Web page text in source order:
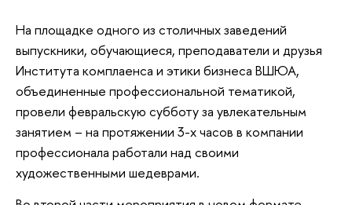
На площадке одного из столичных заведений
выпускники, обучающиеся, преподаватели и друзья
Института комплаенса и этики бизнеса ВШЮА,
объединенные профессиональной тематикой,
провели февральскую субботу за увлекательным
занятием – на протяжении 3-х часов в компании
профессионала работали над своими
художественными шедеврами.